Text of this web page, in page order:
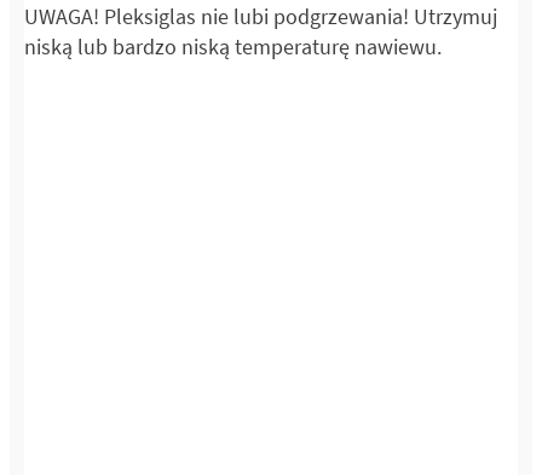
UWAGA! Pleksiglas nie lubi podgrzewania! Utrzymuj
niską lub bardzo niską temperaturę nawiewu.